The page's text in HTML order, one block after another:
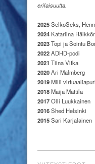
erilaisuutta.
2025SelkoSeks,
2024 Katariina
2023Topi ja Sointu
2022ADHD-podi
2021 Tiina Vitka
2020Ari Malmberg
2019Milli virtuaaliapuri
2018Maija Mattila
2017Olli Luukkainen
2016Shed Helsinki
2015Sari Karjalainen